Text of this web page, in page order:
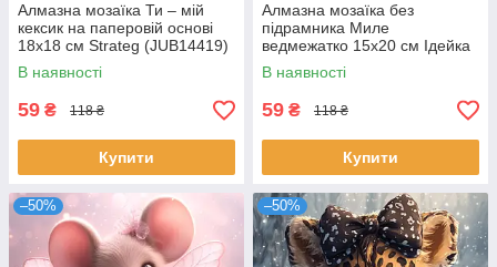
Алмазна мозаїка Ти – мій
кексик на паперовій основі
18х18 см Strateg (JUB14419)
В наявності
59 ₴ 118 ₴
Купити
Алмазна мозаїка без
підрамника Миле
ведмежатко 15х20 см Ідейка
(AMM1079)
В наявності
59 ₴ 118 ₴
Купити
–50% –50%